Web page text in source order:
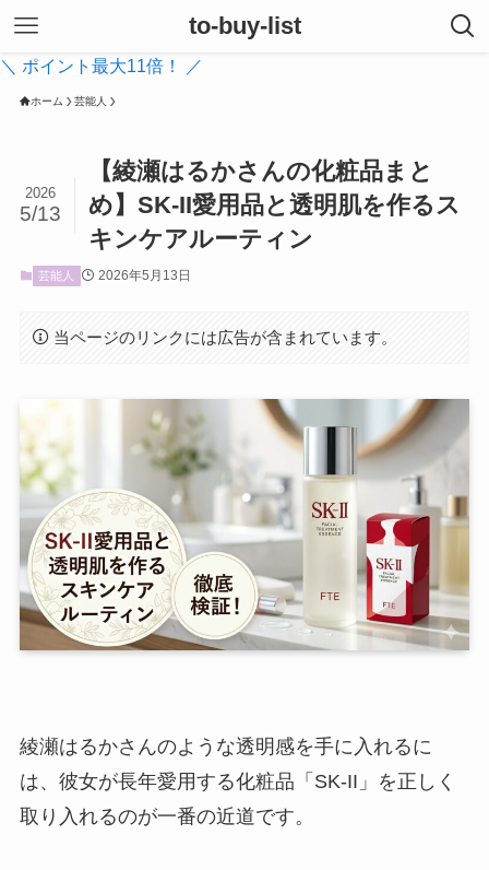
to-buy-list
＼ ポイント最大11倍！ ／
ホーム 芸能人
【綾瀬はるかさんの化粧品まと
め】SK-II愛用品と透明肌を作るス
キンケアルーティン
2026
5/13
芸能人 2026年5月13日
当ページのリンクには広告が含まれています。
綾瀬はるかさんのような透明感を手に入れるに
は、彼女が長年愛用する化粧品「SK-II」を正しく
取り入れるのが一番の近道です。